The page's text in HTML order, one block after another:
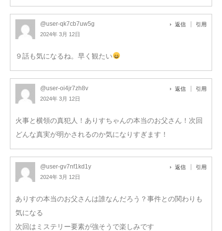
@user-qk7cb7uw5g
2024年 3月 12日
返信 引用
９話も気になるね。早く観たい
@user-oi4jr7zh8v
2024年 3月 12日
返信 引用
火事と横領の真犯人！ありすちゃんの本当のお父さん！次回
どんな真実が明かされるのか気になりすぎます！
@user-gv7nf1kd1y
2024年 3月 12日
返信 引用
ありすの本当のお父さんは誰なんだろう？事件との関わりも
気になる
次回はミステリー要素が強そうで楽しみです